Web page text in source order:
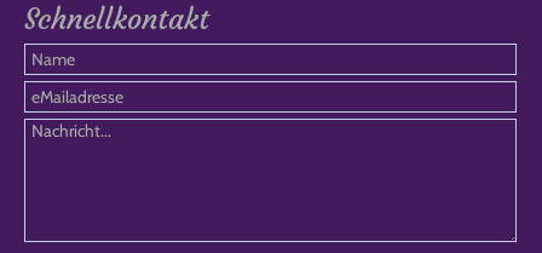
Schnellkontakt